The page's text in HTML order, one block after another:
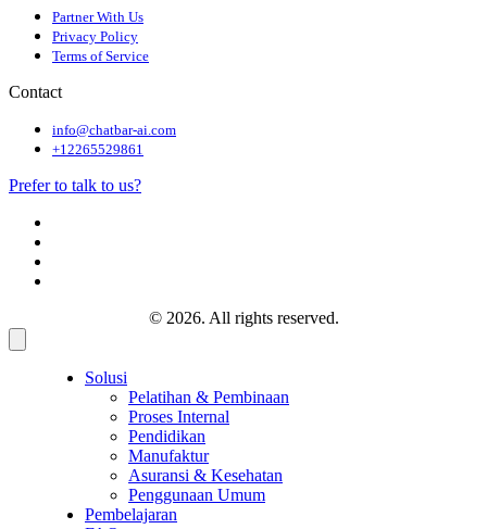
Partner With Us
Privacy Policy
Terms of Service
Contact
info@chatbar-ai.com
+12265529861
Prefer to talk to us?
© 2026. All rights reserved.
Solusi
Pelatihan & Pembinaan
Proses Internal
Pendidikan
Manufaktur
Asuransi & Kesehatan
Penggunaan Umum
Pembelajaran